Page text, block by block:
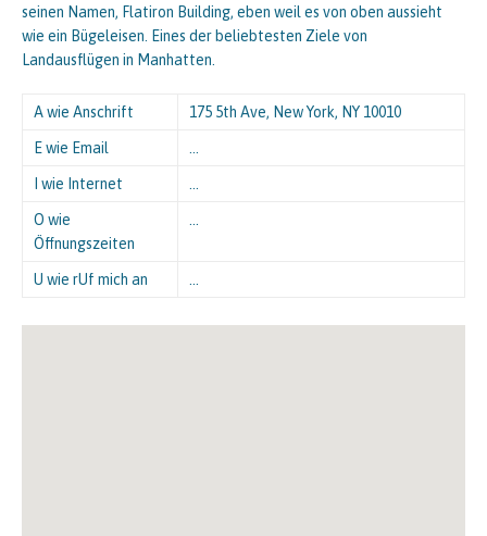
seinen Namen, Flatiron Building, eben weil es von oben aussieht
wie ein Bügeleisen. Eines der beliebtesten Ziele von
Landausflügen in Manhatten.
A wie Anschrift 175 5th Ave, New York, NY 10010
E wie Email …
I wie Internet …
O wie
Öffnungszeiten
…
U wie rUf mich an …